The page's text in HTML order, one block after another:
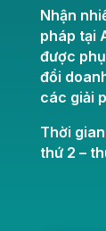
Nhận
pháp tại
được
đổi
các giải
Thời
thứ 2 –